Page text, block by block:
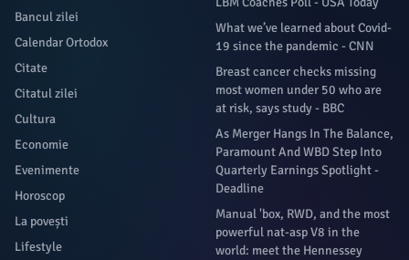
Bancul zilei
Calendar Ortodox
Citate
Citatul zilei
Cultura
Economie
Evenimente
Horoscop
La povești
Lifestyle
What we’ve learned about Covid-
19 since the pandemic - CNN
Breast cancer checks missing
most women under 50 who are
at risk, says study - BBC
As Merger Hangs In The Balance,
Paramount And WBD Step Into
Quarterly Earnings Spotlight -
Deadline
Manual 'box, RWD, and the most
powerful nat-asp V8 in the
world: meet the Hennessey